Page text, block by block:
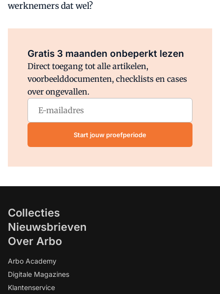
werknemers dat wel?
Gratis 3 maanden onbeperkt lezen
Direct toegang tot alle artikelen,
voorbeelddocumenten, checklists en cases
over ongevallen.
Start jouw proefperiode
Collecties
Nieuwsbrieven
Over Arbo
Arbo Academy
Digitale Magazines
Klantenservice